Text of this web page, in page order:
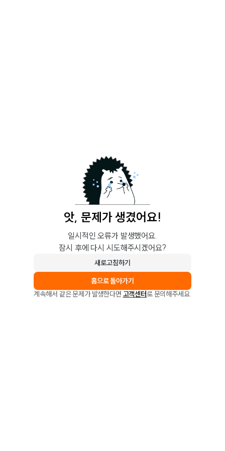
앗, 문제가 생겼어요!
일시적인 오류가 발생했어요.
잠시 후에 다시 시도해주시겠어요?
새로고침하기
홈으로 돌아가기
계속해서 같은 문제가 발생한다면 고객센터로 문의해주세요.